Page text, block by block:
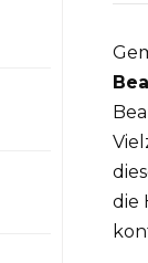
die